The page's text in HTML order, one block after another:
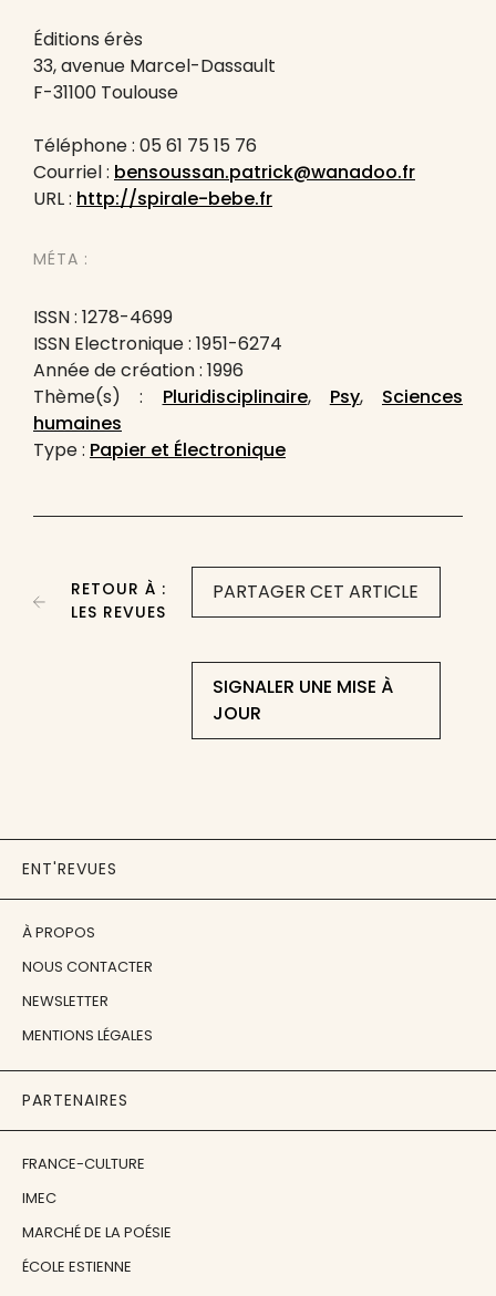
Éditions érès
33, avenue Marcel-Dassault
F-31100 Toulouse
Téléphone : 05 61 75 15 76
Courriel : bensoussan.patrick@wanadoo.fr
URL : http://spirale-bebe.fr
MÉTA :
ISSN : 1278-4699
ISSN Electronique : 1951-6274
Année de création : 1996
Thème(s) : Pluridisciplinaire, Psy, Sciences
humaines
Type : Papier et Électronique
PARTAGER CET ARTICLE
SIGNALER UNE MISE À
JOUR
RETOUR À :
LES REVUES
ENT'REVUES
À PROPOS
NOUS CONTACTER
NEWSLETTER
MENTIONS LÉGALES
PARTENAIRES
FRANCE-CULTURE
IMEC
MARCHÉ DE LA POÉSIE
ÉCOLE ESTIENNE